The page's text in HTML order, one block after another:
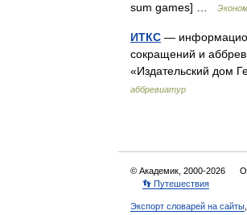
sum games] …
ИТКС —
сокращений и
«Издательский
аббревиатур
© Академик, 2000-2026
👣 Путешествия
Экспорт словарей на сайты